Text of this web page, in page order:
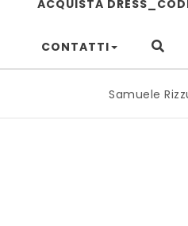
ACQUISTA
CONTATTI
Samuele Rizzuto: